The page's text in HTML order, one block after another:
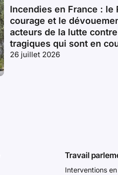
Incendies en France : le
courage et le
acteurs de la lutte
tragiques qui sont en
26 juillet 2026
Travail
Interventions